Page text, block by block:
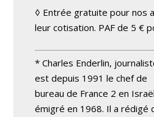
◊ Entrée gratuite pour nos
leur cotisation. PAF de 5 €
* Charles Enderlin,
est depuis 1991 le chef de
bureau de France 2 en
émigré en 1968. Il a rédigé